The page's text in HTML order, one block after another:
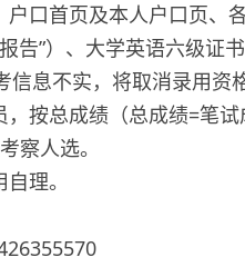
口首页及本人户口页、
告”）、大学英语六级证
息不实，将取消录用资格
按总成绩（总成绩=笔
察人选。
理。